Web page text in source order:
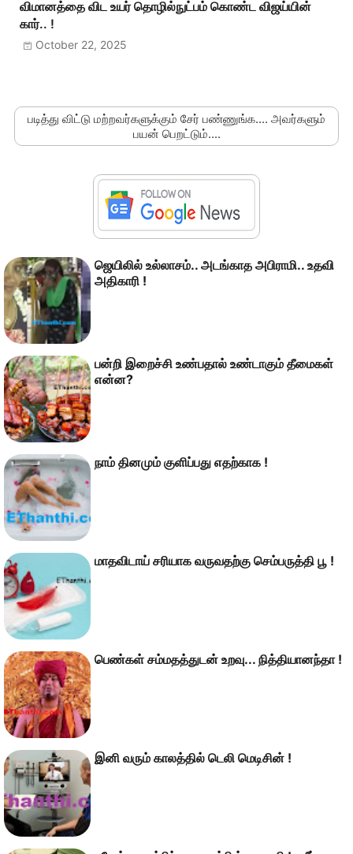
விமானத்தை விட உயர் தொழில்நுட்பம் கொண்ட விஜய்யின்
கார்.. !
October 22, 2025
படித்து விட்டு மற்றவர்களுக்கும் சேர் பண்ணுங்க.... அவர்களும்
பயன் பெறட்டும்....
ஜெயிலில் உல்லாசம்.. அடங்காத அபிராமி.. உதவி
அதிகாரி !
பன்றி இறைச்சி உண்பதால் உண்டாகும் தீமைகள்
என்ன?
நாம் தினமும் குளிப்பது எதற்காக !
மாதவிடாய் சரியாக வருவதற்கு செம்பருத்தி பூ !
பெண்கள் சம்மதத்துடன் உறவு... நித்தியானந்தா !
இனி வரும் காலத்தில் டெலி மெடிசின் !